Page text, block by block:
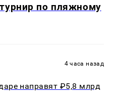
по пляжному
4 часа назад
направят ₽5,8 млрд